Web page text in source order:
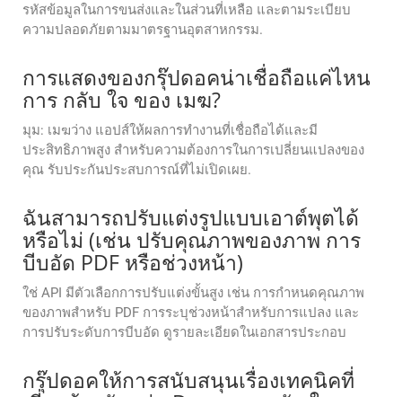
รหัสข้อมูลในการขนส่งและในส่วนที่เหลือ และตามระเบียบ
ความปลอดภัยตามมาตรฐานอุตสาหกรรม.
การแสดงของกรุ๊ปดอคน่าเชื่อถือแค่ไหน
การ กลับ ใจ ของ เมฆ?
มุม: เมฆว่าง แอปส์ให้ผลการทํางานที่เชื่อถือได้และมี
ประสิทธิภาพสูง สําหรับความต้องการในการเปลี่ยนแปลงของ
คุณ รับประกันประสบการณ์ที่ไม่เปิดเผย.
ฉันสามารถปรับแต่งรูปแบบเอาต์พุตได้
หรือไม่ (เช่น ปรับคุณภาพของภาพ การ
บีบอัด PDF หรือช่วงหน้า)
ใช่ API มีตัวเลือกการปรับแต่งขั้นสูง เช่น การกำหนดคุณภาพ
ของภาพสำหรับ PDF การระบุช่วงหน้าสำหรับการแปลง และ
การปรับระดับการบีบอัด ดูรายละเอียดในเอกสารประกอบ
กรุ๊ปดอคให้การสนับสนุนเรื่องเทคนิคที่